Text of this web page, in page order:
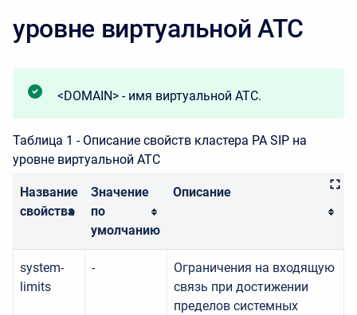
уровне виртуальной АТС
<DOMAIN> - имя виртуальной АТС.
Таблица 1 - Описание свойств кластера PA SIP на
уровне виртуальной АТС
Название
свойства
Значение
по
умолчанию
Описание
system-
limits
-
Ограничения на входящую
связь при достижении
пределов системных